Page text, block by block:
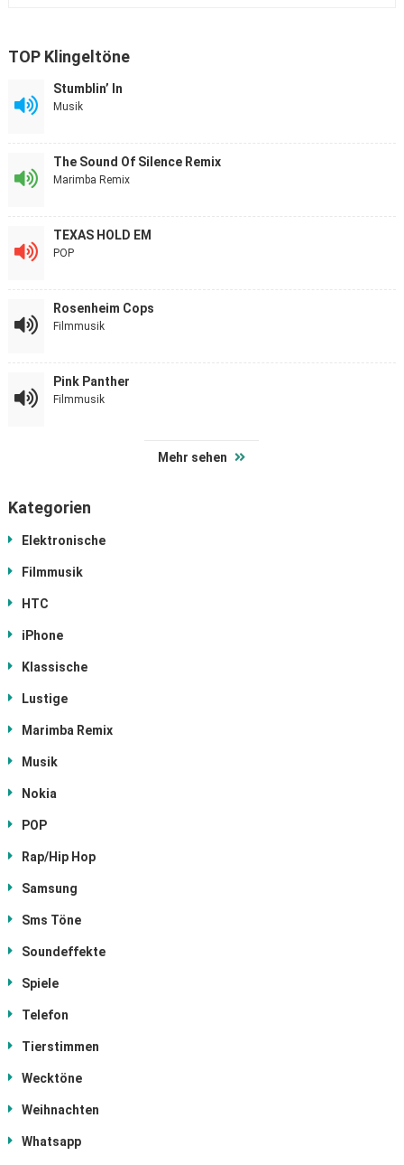
TOP Klingeltöne
Stumblin’ In
Musik
The Sound Of Silence Remix
Marimba Remix
TEXAS HOLD EM
POP
Rosenheim Cops
Filmmusik
Pink Panther
Filmmusik
Mehr sehen
Kategorien
Elektronische
Filmmusik
HTC
iPhone
Klassische
Lustige
Marimba Remix
Musik
Nokia
POP
Rap/Hip Hop
Samsung
Sms Töne
Soundeffekte
Spiele
Telefon
Tierstimmen
Wecktöne
Weihnachten
Whatsapp